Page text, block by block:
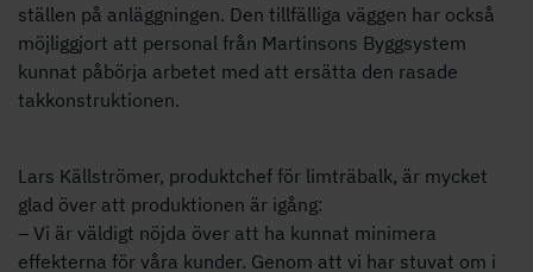
ställen på anläggningen. Den tillfälliga väggen har också
möjliggjort att personal från Martinsons Byggsystem
kunnat påbörja arbetet med att ersätta den rasade
takkonstruktionen.
Lars Källströmer, produktchef för limträbalk, är mycket
glad över att produktionen är igång:
– Vi är väldigt nöjda över att ha kunnat minimera
effekterna för våra kunder. Genom att vi har stuvat om i